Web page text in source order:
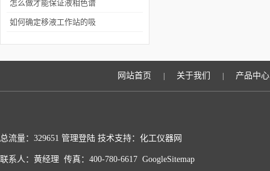
意事项
怎么做才能保证液相色谱
仪分析的结果正确
如何确定移液工作站的吸
网站首页 关于我们 产品中心
总流量：329651 管理登陆 技术支持：化工仪器网
联系人：黄经理 传真：400-780-6617 GoogleSitemap